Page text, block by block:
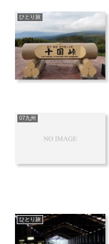
ひとり旅
07九州
ひとり旅